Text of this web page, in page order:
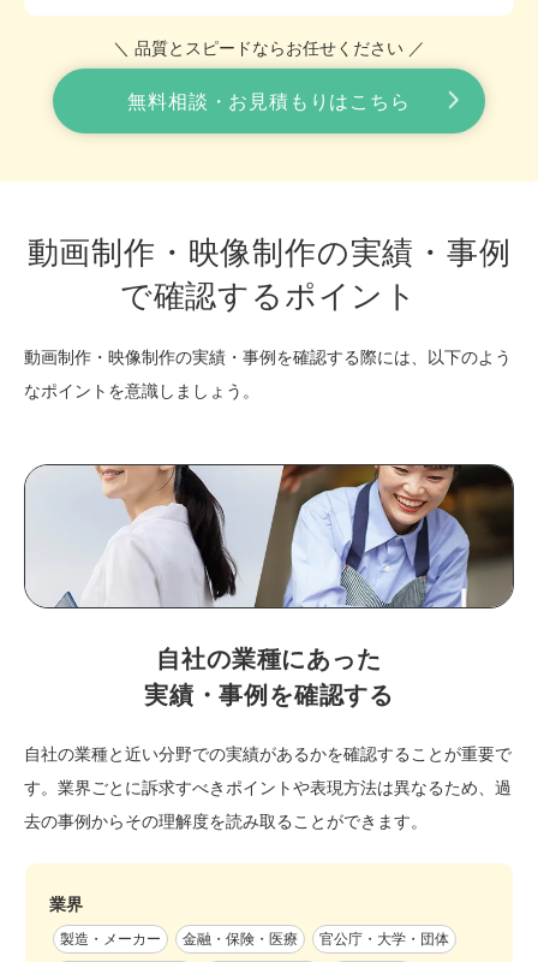
＼ 品質とスピードならお任せください ／
無料相談・お見積もりはこちら
動画制作・映像制作の実績・事例
で確認するポイント
動画制作・映像制作の実績・事例を確認する際には、以下のよう
なポイントを意識しましょう。
自社の業種にあった
実績・事例を確認する
自社の業種と近い分野での実績があるかを確認することが重要で
す。業界ごとに訴求すべきポイントや表現方法は異なるため、過
去の事例からその理解度を読み取ることができます。
業界
製造・メーカー 金融・保険・医療
官公庁・大学・団体